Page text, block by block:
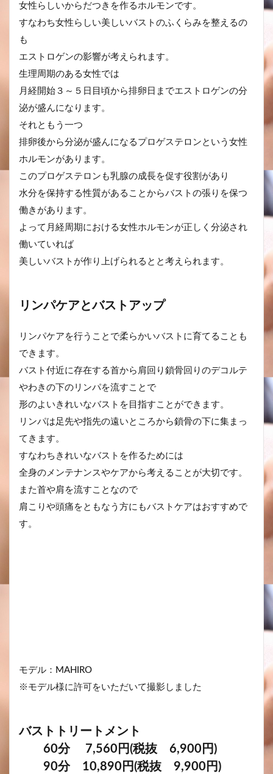
女性らしいからだつきを作るホルモンです。
すなわち女性らしい美しいバストのふくらみを整えるの
も
エストロゲンの影響が考えられます。
生理周期のある女性では
月経開始３～５日目頃から排卵日までエストロゲンの分
泌が盛んになります。
それともう一つ
排卵後から分泌が盛んになるプロゲステロンという女性
ホルモンがあります。
このプロゲステロンも乳腺の成長を促す役割があり
水分を保持する性質があることからバストの張りを保つ
働きがあります。
よって月経周期における女性ホルモンが正しく分泌され
働いていれば
美しいバストが作り上げられるとと考えられます。
リンパケアとバストアップ
リンパケアを行うことで柔らかいバストに育てることも
できます。
バスト付近に存在する首から肩回り鎖骨回りのデコルテ
やわきの下のリンパを流すことで
形のよいきれいなバストを目指すことができます。
リンパは足先や指先の遠いところから鎖骨の下に集まっ
てきます。
すなわちきれいなバストを作るためには
全身のメンテナンスやケアから考えることが大切です。
また首や肩を流すことなので
肩こりや頭痛をともなう方にもバストケアはおすすめで
す。
モデル：MAHIRO
※モデル様に許可をいただいて撮影しました
バストトリートメント
60分 7,560円(税抜 6,900円)
90分 10,890円(税抜 9,900円)